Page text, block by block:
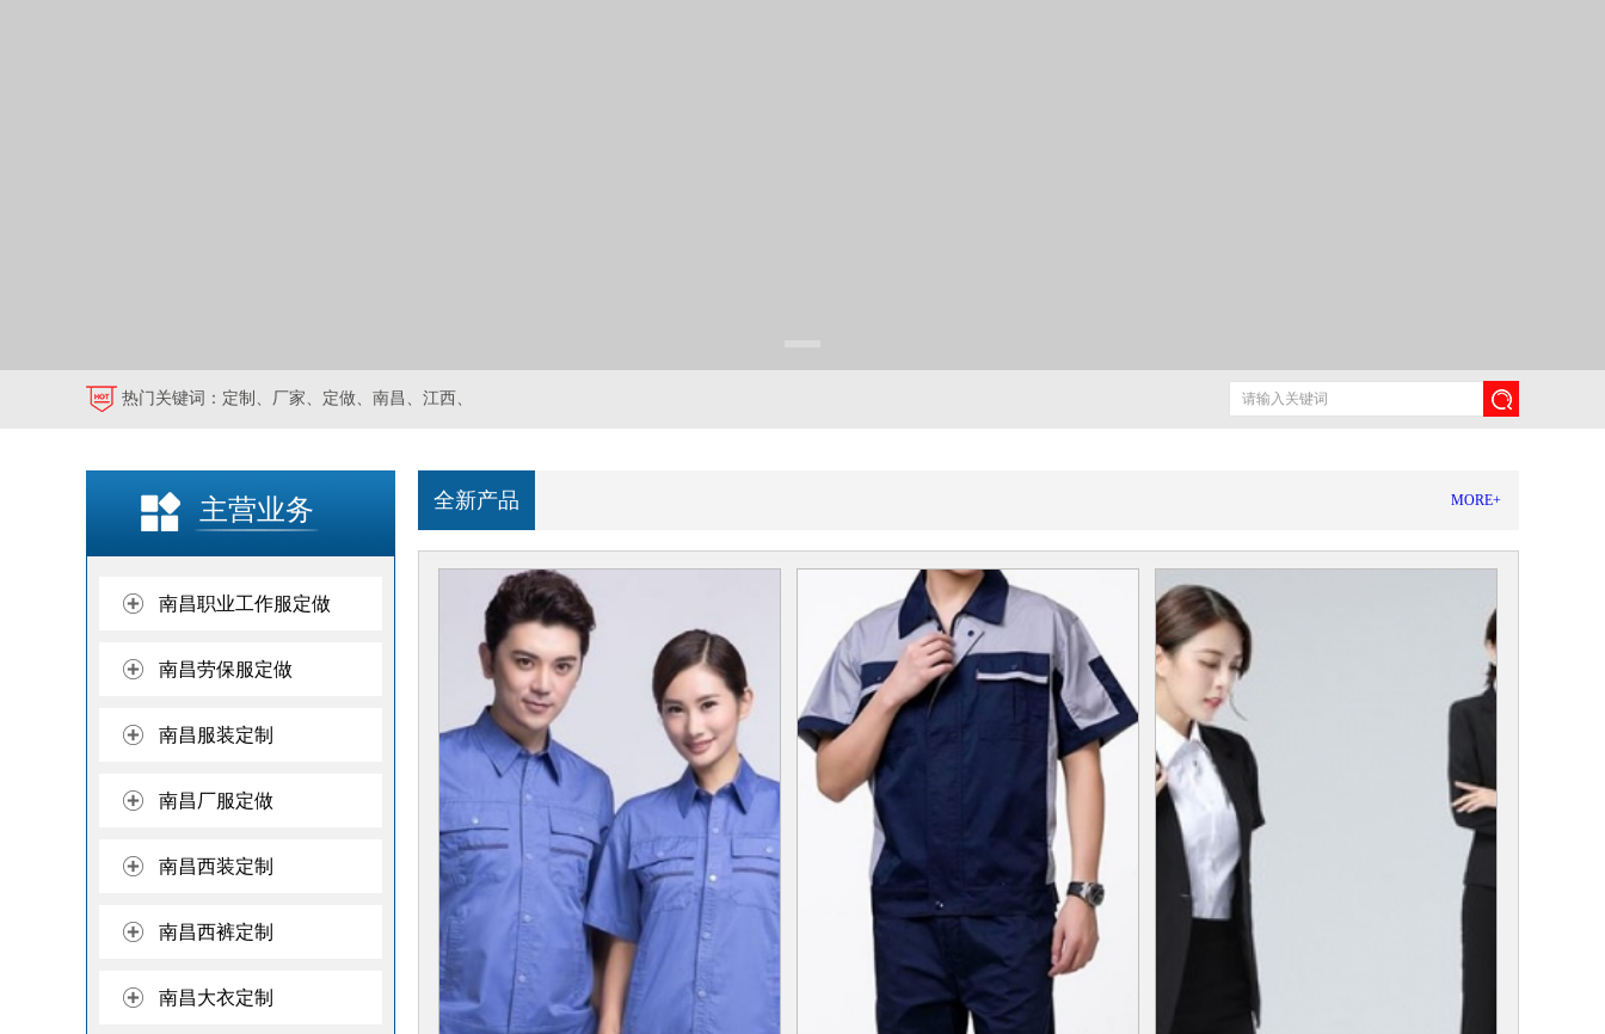
热门关键词： 定制 、 厂家、 定做、 南昌 、 江西 、
主营业务
南昌职业工作服定做
南昌劳保服定做
南昌服装定制
南昌厂服定做
南昌西装定制
南昌西裤定制
南昌大衣定制
MORE+
全新产品